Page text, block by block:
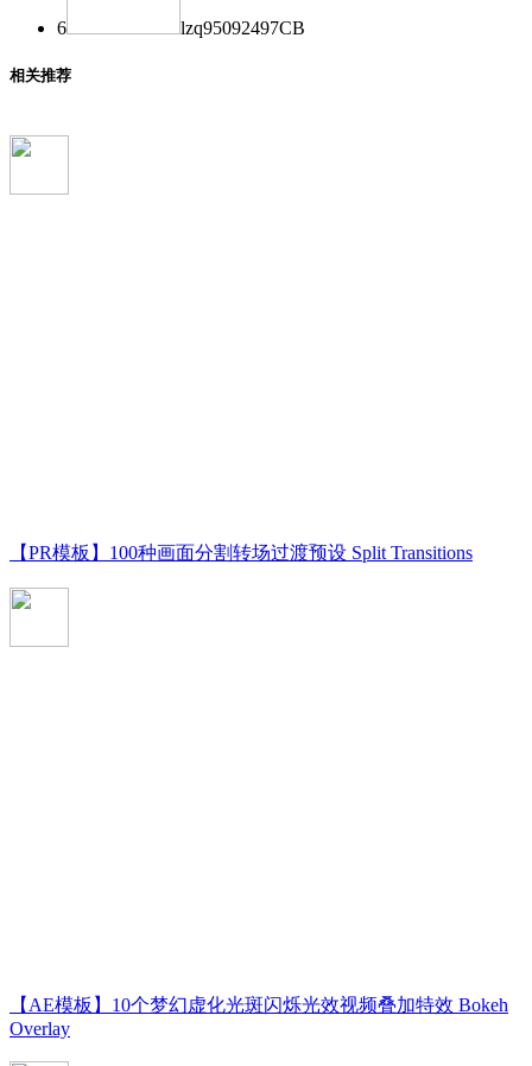
6 lzq95092497CB
相关推荐
【PR模板】100种画面分割转场过渡预设 Split Transitions
【AE模板】10个梦幻虚化光斑闪烁光效视频叠加特效 Bokeh
Overlay